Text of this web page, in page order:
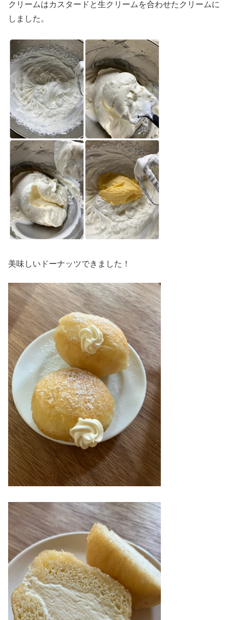
クリームはカスタードと生クリームを合わせたクリームに
しました。
美味しいドーナッツできました！